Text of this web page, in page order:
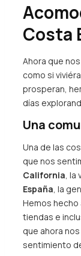
Costa
Ahora que
como si
prosperan,
días
Una
Una de las
que nos
California, la
España, la
Hemos
tiendas e
que ahora
sentimiento